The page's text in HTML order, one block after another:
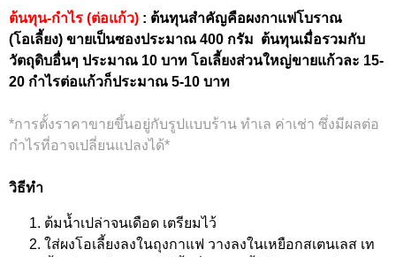
ต้นทุน-กำไร (ต่อแก้ว) : ต้นทุนสำคัญคือผงกาแฟโบราณ
(โอเลี้ยง) ขายเป็นซองประมาณ 400 กรัม ต้นทุนเมื่อรวมกับ
วัตถุดิบอื่นๆ ประมาณ 10 บาท โอเลี้ยงส่วนใหญ่ขายแก้วละ 15-
20 กำไรต่อแก้วก็ประมาณ 5-10 บาท
*การตั้งราคาขายขึ้นอยู่กับรูปแบบร้าน ทำเล ค่าเช่า ซึ่งมีผลต่อ
กำไรที่อาจเปลี่ยนแปลงได้*
วิธีทำ
ต้มน้ำเปล่าจนเดือด เตรียมไว้
ใส่ผงโอเลี้ยงลงในถุงกาแฟ วางลงในเหยือกสเตนเลส เท